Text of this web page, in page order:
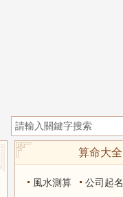
算命大全
風水測算 公司起名